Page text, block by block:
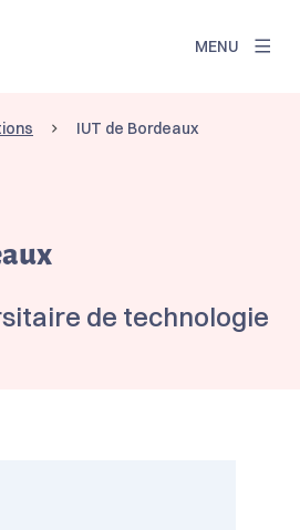
MENU
IUT de Bordeaux
de technologie